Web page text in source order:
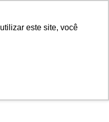
este site, você